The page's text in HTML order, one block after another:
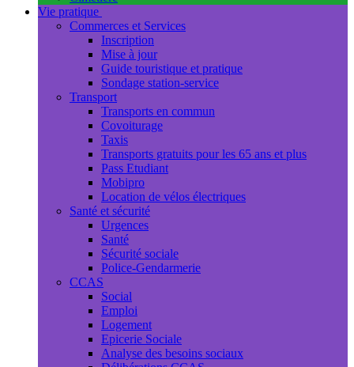
Vie pratique
Commerces et Services
Inscription
Mise à jour
Guide touristique et pratique
Sondage station-service
Transport
Transports en commun
Covoiturage
Taxis
Transports gratuits pour les 65 ans et plus
Pass Etudiant
Mobipro
Location de vélos électriques
Santé et sécurité
Urgences
Santé
Sécurité sociale
Police-Gendarmerie
CCAS
Social
Emploi
Logement
Epicerie Sociale
Analyse des besoins sociaux